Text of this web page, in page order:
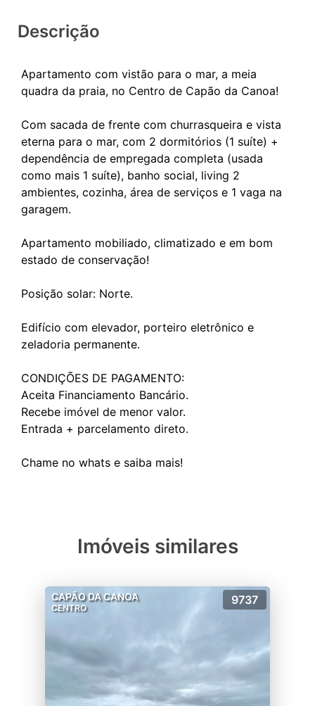
Descrição
Apartamento com vistão para o mar, a meia
quadra da praia, no Centro de Capão da Canoa!
Com sacada de frente com churrasqueira e vista
eterna para o mar, com 2 dormitórios (1 suíte) +
dependência de empregada completa (usada
como mais 1 suíte), banho social, living 2
ambientes, cozinha, área de serviços e 1 vaga na
garagem.
Apartamento mobiliado, climatizado e em bom
estado de conservação!
Posição solar: Norte.
Edifício com elevador, porteiro eletrônico e
zeladoria permanente.
CONDIÇÕES DE PAGAMENTO:
Aceita Financiamento Bancário.
Recebe imóvel de menor valor.
Entrada + parcelamento direto.
Imóveis similares
CAPÃO DA CANOA
CENTRO
9737